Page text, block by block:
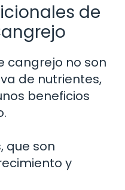
de
cangrejo no son
de nutrientes,
beneficios
que son
y